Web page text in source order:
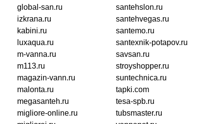
global-san.ru
santehslon.ru
izkrana.ru
santehvegas.ru
kabini.ru
santemo.ru
luxaqua.ru
santexnik-potapov.ru
m-vanna.ru
savsan.ru
m113.ru
stroyshopper.ru
magazin-vann.ru
suntechnica.ru
malonta.ru
tapki.com
megasanteh.ru
tesa-spb.ru
migliore-online.ru
tubsmaster.ru